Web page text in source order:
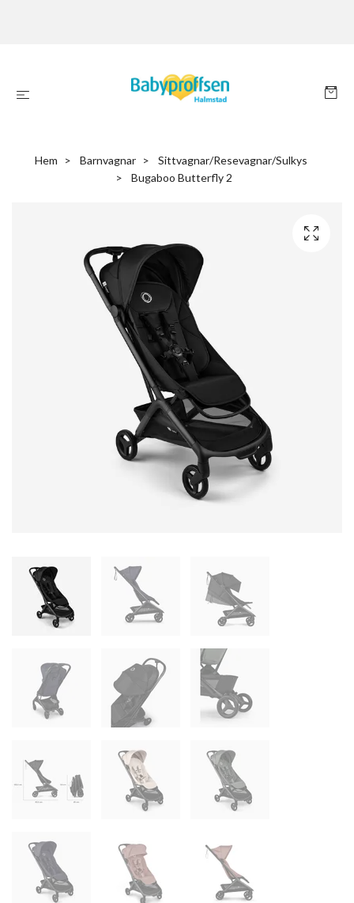
Hem Barnvagnar
Sittvagnar/Resevagnar/Sulkys
Bugaboo Butterfly 2